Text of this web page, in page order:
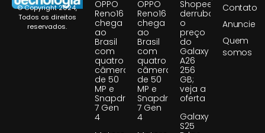
© Copyright 2024,
Todos os direitos
reservados.
OPPO
Reno16
chega
ao
Brasil
com
quatro
câmeras
de 50
MP e
Snapdragon
7 Gen
4
OPPO
Reno16
chega
ao
Brasil
com
quatro
câmeras
de 50
MP e
Snapdragon
7 Gen
4
Shopee
derruba
o
preço
do
Galaxy
A26
256
GB;
veja a
oferta
Galaxy
S25
Contato
Anuncie
Quem
somos